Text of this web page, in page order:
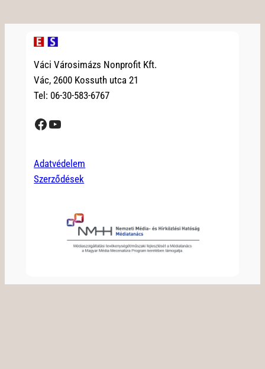
Váci Városimázs Nonprofit Kft.
Vác, 2600 Kossuth utca 21
Tel: 06-30-583-6767
Facebook YouTube
Adatvédelem
Szerződések